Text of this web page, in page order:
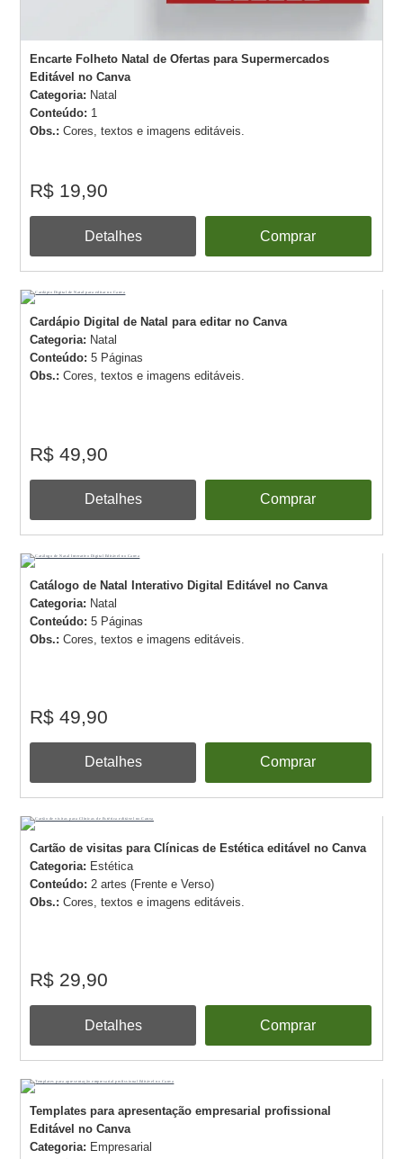
Encarte Folheto Natal de Ofertas para Supermercados
Editável no Canva
Categoria: Natal
Conteúdo: 1
Obs.:Cores, textos e imagens editáveis.
R$ 19,90
Detalhes Comprar
Cardápio Digital de Natal para editar no Canva
Categoria: Natal
Conteúdo:5 Páginas
Obs.:Cores, textos e imagens editáveis.
R$ 49,90
Detalhes Comprar
Catálogo de Natal Interativo Digital Editável no Canva
Categoria: Natal
Conteúdo:5 Páginas
Obs.:Cores, textos e imagens editáveis.
R$ 49,90
Detalhes Comprar
Cartão de visitas para Clínicas de Estética editável no Canva
Categoria: Estética
Conteúdo: 2 artes (Frente e Verso)
Obs.:Cores, textos e imagens editáveis.
R$ 29,90
Detalhes Comprar
Templates para apresentação empresarial profissional
Editável no Canva
Categoria: Empresarial